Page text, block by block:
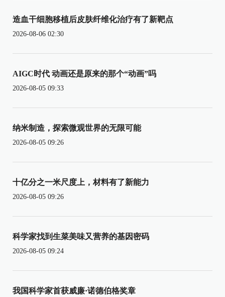
造血干细胞移植后皮肤纤维化治疗有了新靶点
2026-08-06 02:30
AIGC时代 动画还是原来的那个“动画”吗
2026-08-05 09:33
纳米制造，探索微观世界的无限可能
2026-08-05 09:26
十亿分之一米尺度上，材料有了新能力
2026-08-05 09:26
科学家找到生菜美味又营养的基因密码
2026-08-05 09:24
我国科学家首获威廉·诺德伯格奖章